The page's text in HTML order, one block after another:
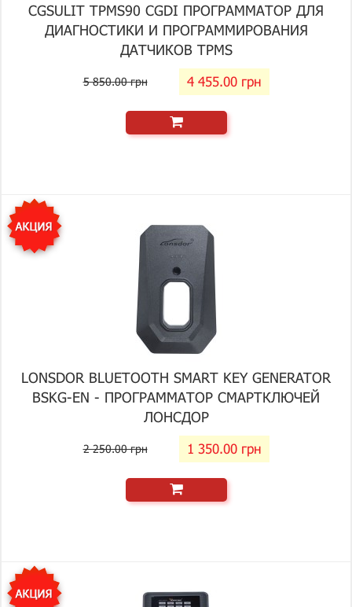
CGSULIT TPMS90 CGDI ПРОГРАММАТОР ДЛЯ
ДИАГНОСТИКИ И ПРОГРАММИРОВАНИЯ
ДАТЧИКОВ TPMS
5 850.00 грн 4 455.00 грн
LONSDOR BLUETOOTH SMART KEY GENERATOR
BSKG-EN - ПРОГРАММАТОР СМАРТКЛЮЧЕЙ
ЛОНСДОР
2 250.00 грн 1 350.00 грн